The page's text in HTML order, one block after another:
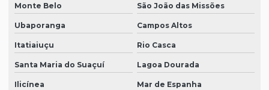
Monte Belo São João das Missões
Ubaporanga Campos Altos
Itatiaiuçu Rio Casca
Santa Maria do Suaçuí Lagoa Dourada
Ilicínea Mar de Espanha